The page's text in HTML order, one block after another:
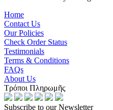
Home
Contact Us
Our Policies
Check Order Status
Testimonials
Terms & Conditions
FAQs
About Us
Τρόποι Πληρωμῆς
Subscribe to our Newsletter